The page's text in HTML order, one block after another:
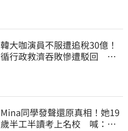
韓大咖演員不服遭追稅30億！
循行政救濟吞敗慘遭駁回 公
Mina同學發聲還原真相！她19
歲半工半讀考上名校 喊：不